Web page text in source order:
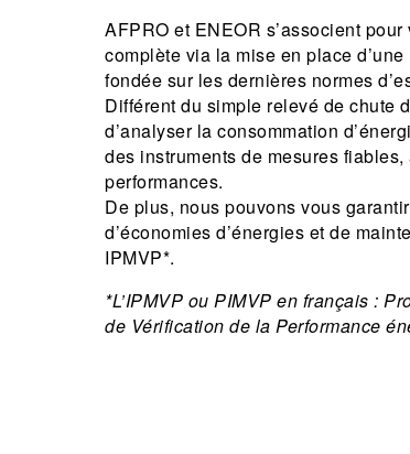
AFPRO et ENEOR s’associent
complète via la mise en place
fondée sur les dernières normes
Différent du simple relevé de chute
d’analyser la consommation
des instruments de mesures
performances.
De plus, nous pouvons vous
d’économies d’énergies et de
IPMVP*.
*L’IPMVP ou PIMVP en français :
de Vérification de la Performance